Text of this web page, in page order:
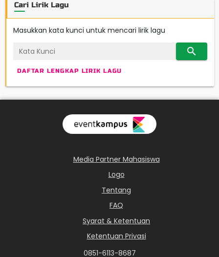
Cari Lirik Lagu
Masukkan kata kunci untuk mencari lirik lagu
search
DAFTAR LENGKAP LIRIK LAGU
Media Partner Mahasiswa
Logo
Tentang
FAQ
Syarat & Ketentuan
Ketentuan Privasi
0851-6113-8687